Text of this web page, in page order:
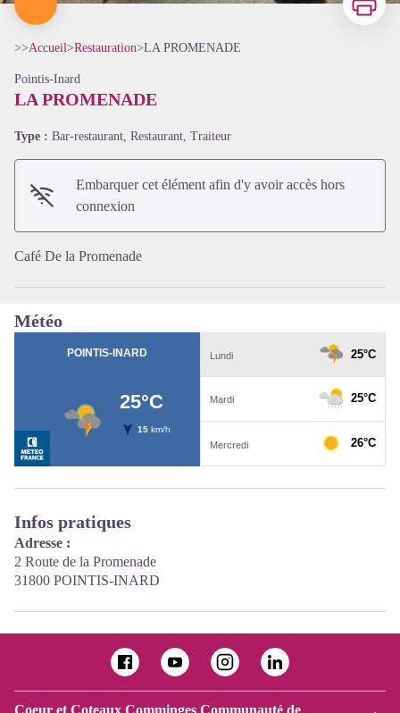
Voir l'image en plein écran
>>Accueil>Restauration>LA PROMENADE
Pointis-Inard
LA PROMENADE
Type : Bar-restaurant, Restaurant, Traiteur
Embarquer cet élément afin d'y avoir accès hors
connexion
Café De la Promenade
Météo
Infos pratiques
Adresse :
2 Route de la Promenade
31800 POINTIS-INARD
Coeur et Coteaux Comminges Communauté de